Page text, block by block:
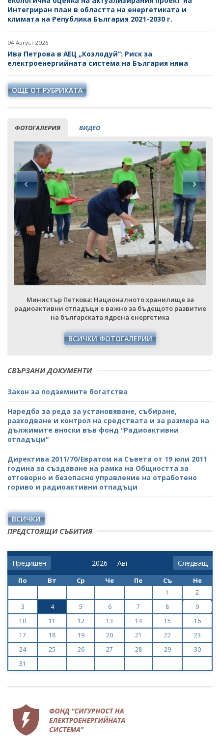
Интегриран план в областта на енергетиката и
климата на Република България 2021-2030 г.
04 Август 2026
Ива Петрова в АЕЦ „Козлодуй“: Риск за
електроенергийната система на България няма
ОЩЕ ОТ РУБРИКАТА
ФОТОГАЛЕРИЯ ВИДЕО
Министър Петкова: Националното хранилище за
радиоактивни отпадъци е важно за бъдещото развитие
на българската ядрена енергетика
ВСИЧКИ ФОТОГАЛЕРИИ
СВЪРЗАНИ ДОКУМЕНТИ
Закон за подземните богатства
Наредба за реда за установяване, събиране,
разходване и контрол на средствата и за размера на
дължимите вноски във фонд "Радиоактивни
отпадъци"
Директива 2011/70/Евратом на Съвета от 19 юли 2011
година за създаване на рамка на Общността за
отговорно и безопасно управление на отработено
гориво и радиоактивни отпадъци
ВСИЧКИ
ПРЕДСТОЯЩИ СЪБИТИЯ
Предишен Следващ
По Вт Ср Че Пе Съ Не
1
2
3
4 5 6 7 8
9
10
11 12 13 14 15
16
17
18 19 20 21 22
23
24
25 26 27 28 29
30
31